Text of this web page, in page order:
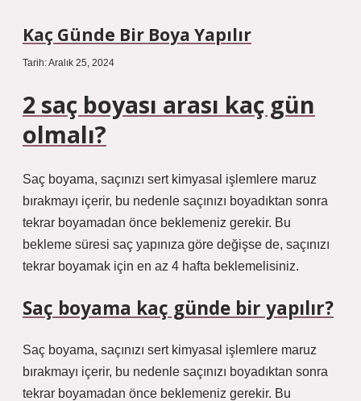
Kaç Günde Bir Boya Yapılır
Tarih: Aralık 25, 2024
2 saç boyası arası kaç gün
olmalı?
Saç boyama, saçınızı sert kimyasal işlemlere maruz
bırakmayı içerir, bu nedenle saçınızı boyadıktan sonra
tekrar boyamadan önce beklemeniz gerekir. Bu
bekleme süresi saç yapınıza göre değişse de, saçınızı
tekrar boyamak için en az 4 hafta beklemelisiniz.
Saç boyama kaç günde bir yapılır?
Saç boyama, saçınızı sert kimyasal işlemlere maruz
bırakmayı içerir, bu nedenle saçınızı boyadıktan sonra
tekrar boyamadan önce beklemeniz gerekir. Bu